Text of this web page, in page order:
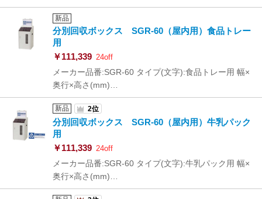
新品
分別回収ボックス SGR-60（屋内用）食品トレー
用
￥111,339 24off
メーカー品番:SGR-60 タイプ(文字):食品トレー用 幅×
奥行×高さ(mm)…
新品 2位
分別回収ボックス SGR-60（屋内用）牛乳パック
用
￥111,339 24off
メーカー品番:SGR-60 タイプ(文字):牛乳パック用 幅×
奥行×高さ(mm)…